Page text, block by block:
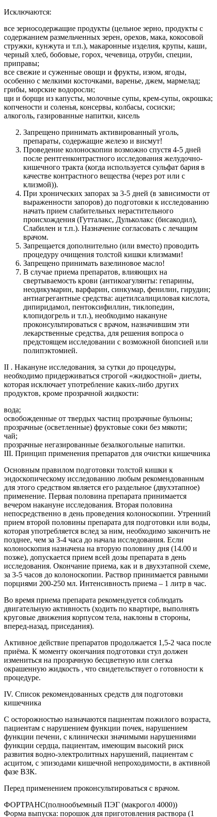
Исключаются:
все зерносодержащие продукты (цельное зерно, продукты с
содержанием размельченных зерен, орехов, мака, кокосовой
стружки, кунжута и т.п.), макаронные изделия, крупы, каши,
черный хлеб, бобовые, горох, чечевица, отруби, специи,
приправы;
все свежие и суженные овощи и фрукты, изюм, ягоды,
особенно с мелкими косточками, варенье, джем, мармелад;
грибы, морские водоросли;
щи и борщи из капусты, молочные супы, крем-супы, окрошка;
копчености и соленья, консервы, колбасы, сосиски;
алкоголь, газированные напитки, кисель
Запрещено принимать активированный уголь,
препараты, содержащие железо и висмут!
Проведение колоноскопии возможно спустя 4-5 дней
после рентгенконтрастного исследования желудочно-
кишечного тракта (когда используется сульфат бария в
качестве контрастного вещества (через рот или с
клизмой)).
При хронических запорах за 3-5 дней (в зависимости от
выраженности запоров) до подготовки к исследованию
начать прием слабительных нерастительного
происхождения (Гутталакс, Дульколакс (бисакодил),
Слабилен и т.п.). Назначение согласовать с лечащим
врачом.
Запрещается дополнительно (или вместо) проводить
процедуру очищения толстой кишки клизмами!
Запрещено принимать вазелиновое масло!
В случае приема препаратов, влияющих на
свертываемость крови (антикоагулянты: гепарины,
неодикумарин, варфарин, синкумар, фенилин, гирудин;
антиагрегантные средства: ацетилсалициловая кислота,
дипиридамол, пентоксифиллин, тиклопедин,
клопидогрель и т.п.), необходимо накануне
проконсультироваться с врачом, назначившим эти
лекарственные средства, для решения вопроса о
предстоящем исследовании с возможной биопсией или
полипэктомией.
II . Накануне исследования, за сутки до процедуры,
необходимо придерживаться строгой «жидкостной» диеты,
которая исключает употребление каких-либо других
продуктов, кроме прозрачной жидкости:
вода;
освобожденные от твердых частиц прозрачные бульоны;
прозрачные (осветленные) фруктовые соки без мякоти;
чай;
прозрачные негазированные безалкогольные напитки.
III. Принцип применения препаратов для очистки кишечника
Основным правилом подготовки толстой кишки к
эндоскопическому исследованию любым рекомендованным
для этого средством является его раздельное (двухэтапное)
применение. Первая половина препарата принимается
вечером накануне исследования. Вторая половина
непосредственно в день проведения колоноскопии. Утренний
прием второй половины препарата для подготовки или воды,
которая употребляется вслед за ним, необходимо закончить не
позднее, чем за 3-4 часа до начала исследования. Если
колоноскопия назначена на вторую половину дня (14.00 и
позже), допускается прием всей дозы препарата в день
исследования. Окончание приема, как и в двухэтапной схеме,
за 3-5 часов до колоноскопии. Раствор принимается равными
порциями 200-250 мл. Интенсивность приема – 1 литр в час.
Во время приема препарата рекомендуется соблюдать
двигательную активность (ходить по квартире, выполнять
круговые движения корпусом тела, наклоны в стороны,
вперед-назад, приседания).
Активное действие препаратов продолжается 1,5-2 часа после
приёма. К моменту окончания подготовки стул должен
измениться на прозрачную бесцветную или слегка
окрашенную жидкость , что свидетельствует о готовности к
процедуре.
IV. Список рекомендованных средств для подготовки
кишечника
С осторожностью назначаются пациентам пожилого возраста,
пациентам с нарушением функции почек, нарушением
функции печени, с клинически значимыми нарушениями
функции сердца, пациентам, имеющим высокий риск
развития водно-электролитных нарушений, пациентам с
асцитом, с эпизодами кишечной непроходимости, в активной
фазе ВЗК.
Перед применением проконсультироваться с врачом.
ФОРТРАНС(полнообъемный ПЭГ (макрогол 4000))
Форма выпуска: порошок для приготовления раствора (1